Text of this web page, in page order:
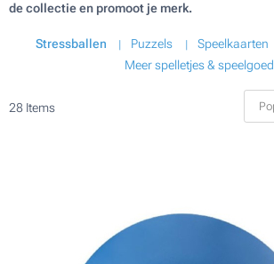
de collectie en promoot je merk.
Stressballen Puzzels Speelkaarten
Meer spelletjes & speelgoed
28 Items